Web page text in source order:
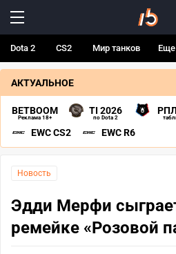
Dota 2 CS2 Мир танков Еще
АКТУАЛЬНОЕ
BETBOOM
Реклама 18+
TI 2026
по Dota 2
EWC CS2 EWC R6
Новость
Эдди Мерфи
ремейке «Розовой